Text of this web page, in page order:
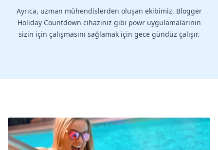
Ayrıca, uzman mühendislerden oluşan ekibimiz, Blogger
Holiday Countdown cihazınız gibi powr uygulamalarının
sizin için çalışmasını sağlamak için gece gündüz çalışır.